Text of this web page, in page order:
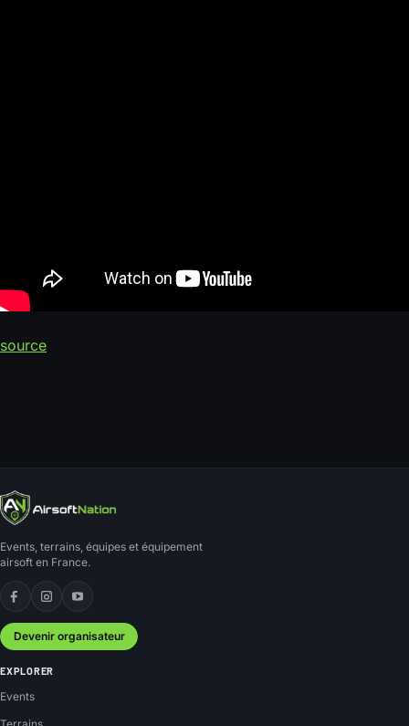
source
Events, terrains, équipes et équipement
airsoft en France.
Facebook
Instagram
YouTube
Devenir organisateur
EXPLORER
Events